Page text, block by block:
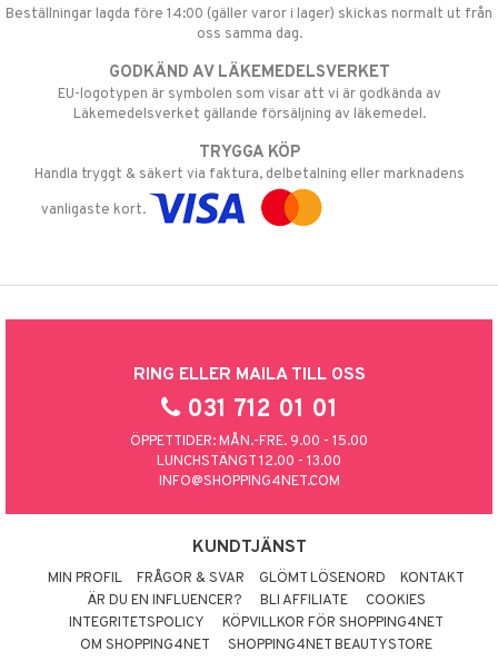
Beställningar lagda före 14:00 (gäller varor i lager) skickas normalt ut från
oss samma dag.
GODKÄND AV LÄKEMEDELSVERKET
EU-logotypen är symbolen som visar att vi är godkända av
Läkemedelsverket gällande försäljning av läkemedel.
TRYGGA KÖP
Handla tryggt & säkert via faktura, delbetalning eller marknadens
vanligaste kort.
RING ELLER MAILA TILL OSS
031 712 01 01
ÖPPETTIDER: MÅN.-FRE. 9.00 - 15.00
LUNCHSTÄNGT 12.00 - 13.00
INFO@SHOPPING4NET.COM
KUNDTJÄNST
MIN PROFIL FRÅGOR & SVAR GLÖMT LÖSENORD
KONTAKT
ÄR DU EN INFLUENCER?
BLI AFFILIATE
COOKIES
INTEGRITETSPOLICY
KÖPVILLKOR FÖR SHOPPING4NET
OM SHOPPING4NET
SHOPPING4NET BEAUTYSTORE